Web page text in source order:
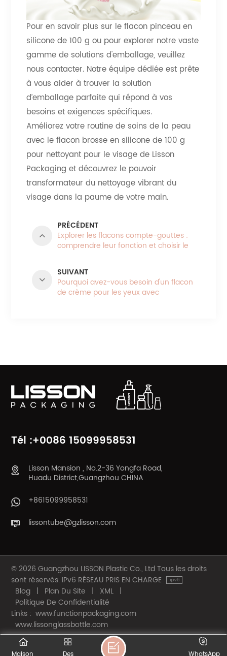
Pour en savoir plus sur le flacon pinceau en
silicone de 100 g ou pour explorer notre vaste
gamme de solutions d'emballage, veuillez
nous contacter. Notre équipe dédiée est prête
à vous aider à trouver la solution
d’emballage parfaite qui répond à vos
besoins et exigences spécifiques.
Améliorez votre routine de soins de la peau
avec le flacon brosse en silicone de 100 g
pour nettoyant pour le visage de Lisson
Packaging et découvrez le pouvoir
transformateur du nettoyage vibrant du
visage dans la paume de votre main.
PRÉCÉDENT
Explorer les flacons compte-gouttes :
comprendre leur fonction et choisir le
SUIVANT
Pourquoi avez-vous besoin d'un flacon
de crème pour les yeux avec
Tél :+0086 15099958531
Lisson Mansion , No.2-36 Yongfa Road,
Huadu District,Guangzhou CHINA
+8615099958531
lissontube@gzlisson.com
© 2026 Guangzhou LISSON Plastic Co., Ltd Tous les droits
sont réservés. IPv6 RÉSEAU PRIS EN CHARGE
Blog | Plan Du Site | XML |
Politique De Confidentialité
Links : www.functionpackaging.com
www.lissonglassbottle.com